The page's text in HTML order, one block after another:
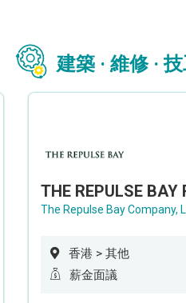
建築 · 維修 ·
The Repulse Bay Company,
香港 > 其他
薪金面議